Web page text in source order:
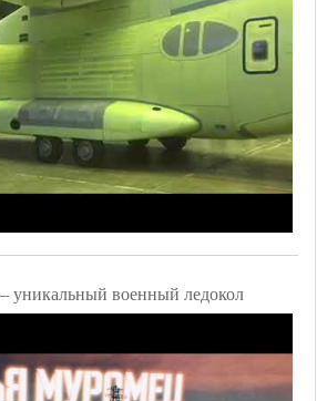
уникальный военный ледокол